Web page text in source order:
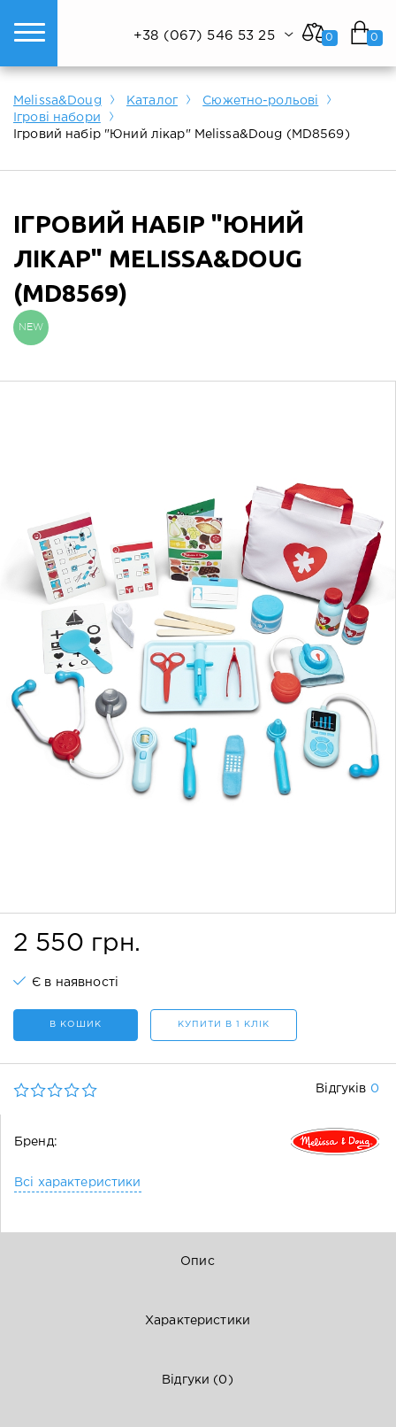
Показати все
Показати все
Показати все
+38 (067) 546 53 25
Melissa&Doug Каталог
Сюжетно-рольові
Ігрові набори
Ігровий набір "Юний лікар" Melissa&Doug (MD8569)
ІГРОВИЙ НАБІР "ЮНИЙ
ЛІКАР" MELISSA&DOUG
(MD8569)
NEW
2 550 грн.
Є в наявності
В КОШИК КУПИТИ В 1 КЛІК
Відгуків 0
Бренд:
Всі характеристики
Опис
Характеристики
Відгуки (0)
0 0